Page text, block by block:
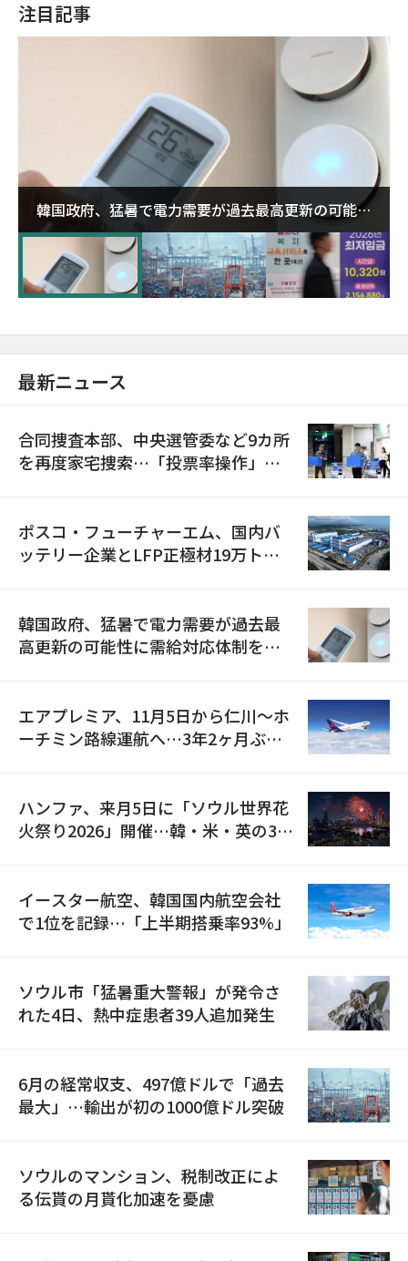
注目記事
韓国政府、猛暑で電力需要が過去最高更新の可能性
に需給対応体制を点検
最新ニュース
合同捜査本部、中央選管委など9カ所
を再度家宅捜索…「投票率操作」の
ポスコ・フューチャーエム、国内バ
ッテリー企業とLFP正極材19万トン
韓国政府、猛暑で電力需要が過去最
高更新の可能性に需給対応体制を点
エアプレミア、11月5日から仁川〜ホ
ーチミン路線運航へ…3年2ヶ月ぶり
ハンファ、来月5日に「ソウル世界花
火祭り2026」開催…韓・米・英の3カ
イースター航空、韓国国内航空会社
で1位を記録…「上半期搭乗率93%」
ソウル市「猛暑重大警報」が発令さ
れた4日、熱中症患者39人追加発生
6月の経常収支、497億ドルで「過去
最大」…輸出が初の1000億ドル突破
ソウルのマンション、税制改正によ
る伝貰の月貰化加速を憂慮